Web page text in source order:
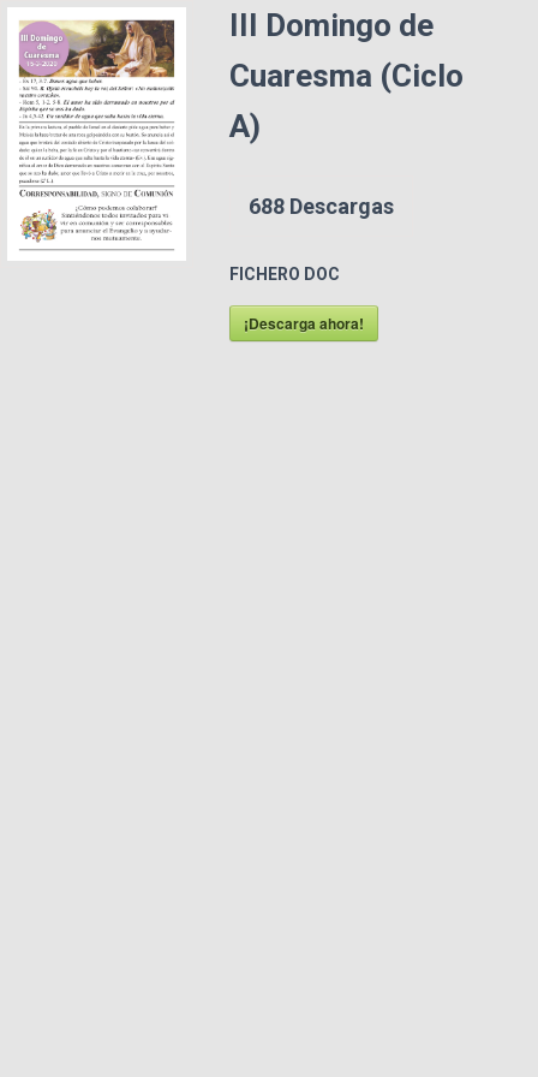
III Domingo de
Cuaresma (Ciclo
A)
688 Descargas
FICHERO DOC
¡Descarga ahora!